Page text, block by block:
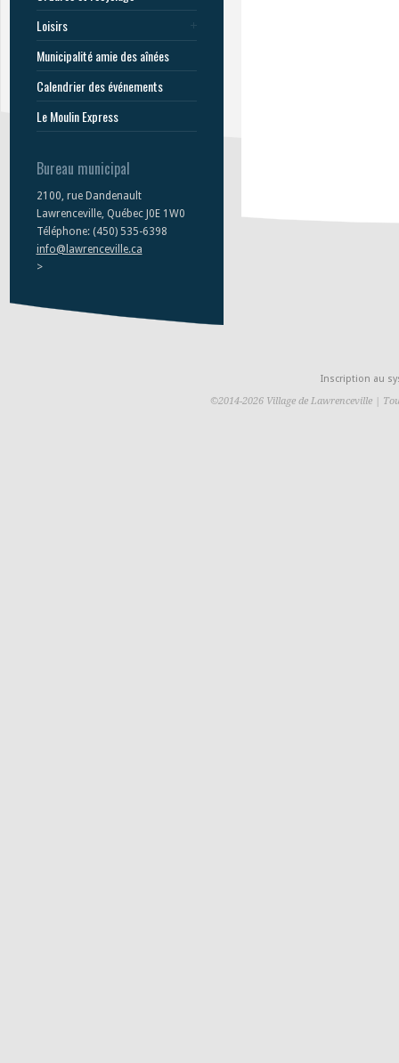
Loisirs
Municipalité amie des aînées
Calendrier des événements
Le Moulin Express
Bureau municipal
2100, rue Dandenault
Lawrenceville, Québec J0E 1W0
Téléphone: (450) 535-6398
info@lawrenceville.ca
>
Inscription au
©2014-2026 Village de Lawrenceville |